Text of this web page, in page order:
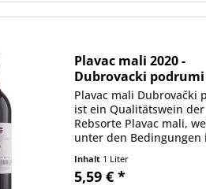
Plavac mali 2020 -
Dubrovacki podrumi
Plavac mali Dubrovački
ist ein Qualitätswein der
Rebsorte Plavac mali,
unter den Bedingungen
Weinbergen von Konavle
Wein mit ausgeprägten
sortentypischen
Inhalt 1 Liter
5,59 € *